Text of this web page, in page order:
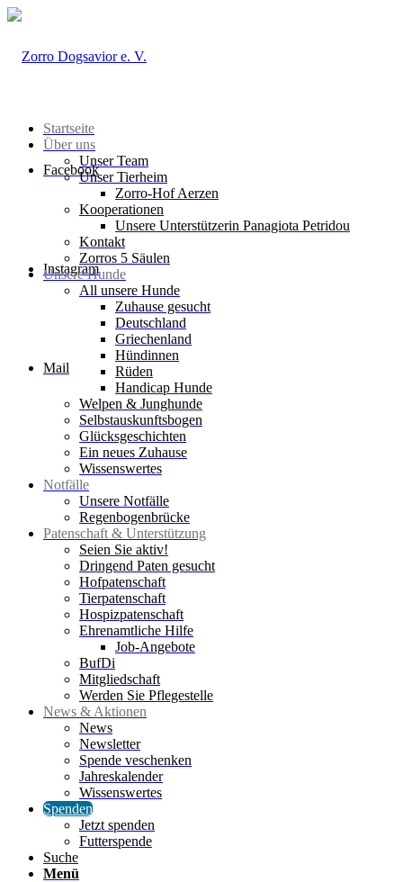
Facebook
Instagram
Mail
Startseite
Über uns
Unser Team
Unser Tierheim
Zorro-Hof Aerzen
Kooperationen
Unsere Unterstützerin Panagiota Petridou
Kontakt
Zorros 5 Säulen
Unsere Hunde
All unsere Hunde
Zuhause gesucht
Deutschland
Griechenland
Hündinnen
Rüden
Handicap Hunde
Welpen & Junghunde
Selbstauskunftsbogen
Glücksgeschichten
Ein neues Zuhause
Wissenswertes
Notfälle
Unsere Notfälle
Regenbogenbrücke
Patenschaft & Unterstützung
Seien Sie aktiv!
Dringend Paten gesucht
Hofpatenschaft
Tierpatenschaft
Hospizpatenschaft
Ehrenamtliche Hilfe
Job-Angebote
BufDi
Mitgliedschaft
Werden Sie Pflegestelle
News & Aktionen
News
Newsletter
Spende veschenken
Jahreskalender
Wissenswertes
Spenden
Jetzt spenden
Futterspende
Suche
Menü